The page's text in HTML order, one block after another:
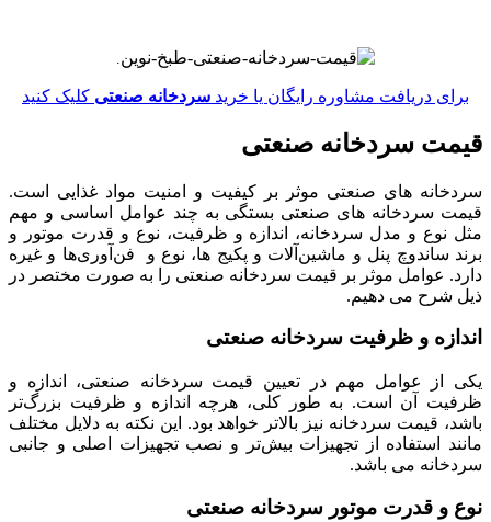
برای دریافت مشاوره رایگان یا خرید سردخانه صنعتی کلیک کنید
قیمت سردخانه صنعتی
سردخانه های صنعتی موثر بر کیفیت و امنیت مواد غذایی است.
قیمت سردخانه های صنعتی بستگی به چند عوامل اساسی و مهم
مثل نوع و مدل سردخانه، اندازه و ظرفیت، نوع و قدرت موتور و
برند ساندوچ پنل و ماشین‌آلات و پکیج ها، نوع و فن‌آوری‌ها و غیره
دارد. عوامل موثر بر قیمت سردخانه صنعتی را به صورت مختصر در
ذیل شرح می دهیم.
اندازه و ظرفیت سردخانه صنعتی
یکی از عوامل مهم در تعیین قیمت سردخانه صنعتی، اندازه و
ظرفیت آن است. به طور کلی، هرچه اندازه و ظرفیت بزرگ‌تر
باشد، قیمت سردخانه نیز بالاتر خواهد بود. این نکته به دلایل مختلف
مانند استفاده از تجهیزات بیش‌تر و نصب تجهیزات اصلی و جانبی
سردخانه می باشد.
نوع و قدرت موتور سردخانه صنعتی